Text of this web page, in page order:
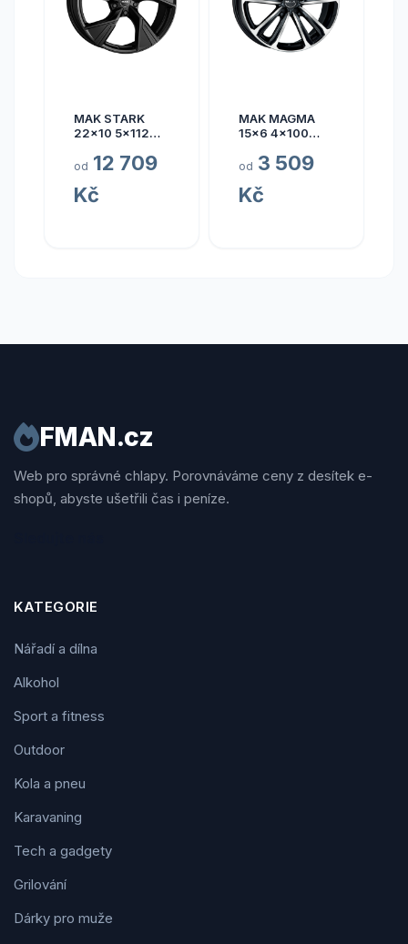
MAK STARK
22x10 5x112
od 12 709
Kč
MAK MAGMA
15x6 4x100
od 3 509
Kč
FMAN.cz
Web pro správné chlapy. Porovnáváme ceny z desítek e-
shopů, abyste ušetřili čas i peníze.
KATEGORIE
Nářadí a dílna
Alkohol
Sport a fitness
Outdoor
Kola a pneu
Karavaning
Tech a gadgety
Grilování
Dárky pro muže